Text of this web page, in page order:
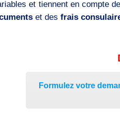
et tiennent en compte
et des frais
Formulez votre